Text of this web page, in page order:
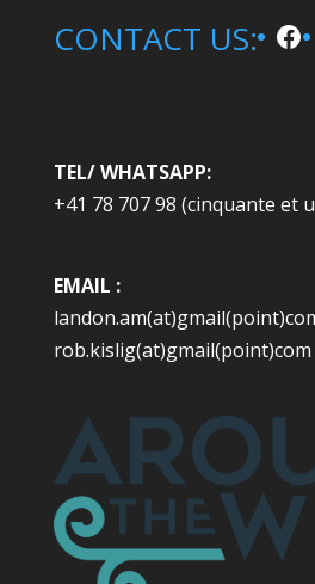
CONTACT US:
TEL/ WHATSAPP:
+41 78 707 98 (cinquante et
EMAIL :
rob.kislig(at)gmail(point)com